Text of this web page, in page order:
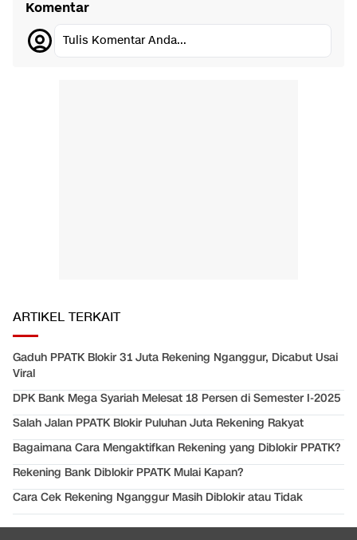
Komentar
Tulis Komentar Anda...
ARTIKEL TERKAIT
Gaduh PPATK Blokir 31 Juta Rekening Nganggur, Dicabut Usai
Viral
DPK Bank Mega Syariah Melesat 18 Persen di Semester I-2025
Salah Jalan PPATK Blokir Puluhan Juta Rekening Rakyat
Bagaimana Cara Mengaktifkan Rekening yang Diblokir PPATK?
Rekening Bank Diblokir PPATK Mulai Kapan?
Cara Cek Rekening Nganggur Masih Diblokir atau Tidak